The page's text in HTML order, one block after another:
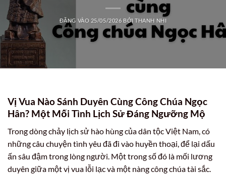
ĐĂNG VÀO 25/05/2026 BỞITHANH NHI
Vị Vua Nào Sánh Duyên Cùng Công Chúa Ngọc
Hân? Một Mối Tình Lịch Sử Đáng Ngưỡng Mộ
Trong dòng chảy lịch sử hào hùng của dân tộc Việt Nam, có
những câu chuyện tình yêu đã đi vào huyền thoại, để lại dấu
ấn sâu đậm trong lòng người. Một trong số đó là mối lương
duyên giữa một vị vua lỗi lạc và một nàng công chúa tài sắc.